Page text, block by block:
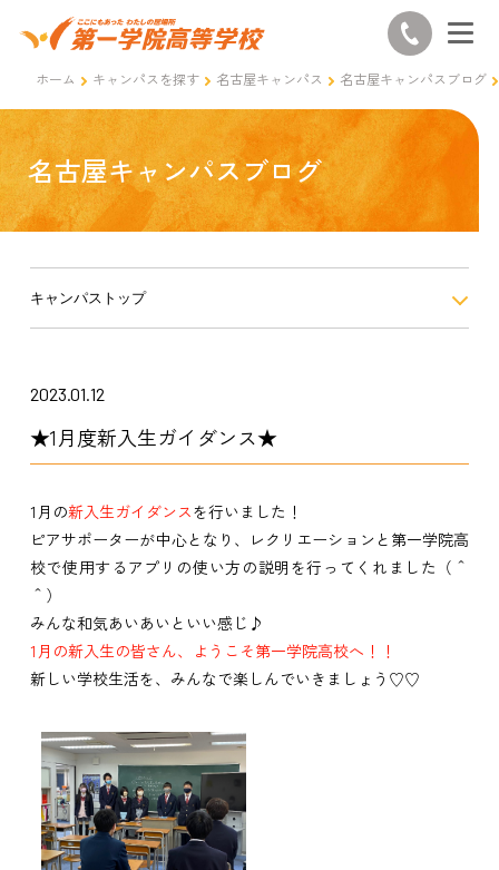
ホーム キャンパスを探す 名古屋キャンパス 名古屋キャンパスブログ
名古屋キャンパスブログ
キャンパストップ
2023.01.12
★1月度新入生ガイダンス★
1月の新入生ガイダンスを行いました！
ピアサポーターが中心となり、レクリエーションと第一学院高
校で使用するアプリの使い方の説明を行ってくれました（＾
＾）
みんな和気あいあいといい感じ♪
1月の新入生の皆さん、ようこそ第一学院高校へ！！
新しい学校生活を、みんなで楽しんでいきましょう♡♡